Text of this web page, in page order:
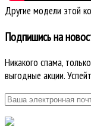
Другие модели этой
Подпишись на
Никакого спама,
выгодные акции.